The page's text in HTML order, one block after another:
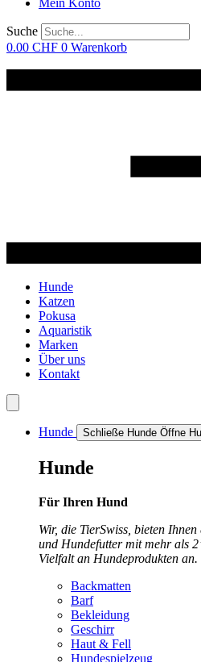
Mein Konto
Suche
0.00 CHF 0 Warenkorb
Hunde
Katzen
Pokusa
Aquaristik
Marken
Über uns
Kontakt
Hunde Schließe Hunde Öffne
Hunde
Für Ihren Hund
Wir, die TierSwiss, bieten
und Hundefutter mit mehr als
Vielfalt an Hundeprodukten an.
Backmatten
Barf
Bekleidung
Geschirr
Haut & Fell
Hundespielzeug